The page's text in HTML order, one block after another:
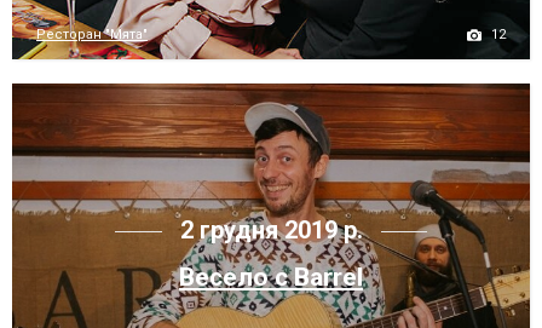
Ресторан "Мята" 12
2 грудня 2019 р.
Весело с Barrel